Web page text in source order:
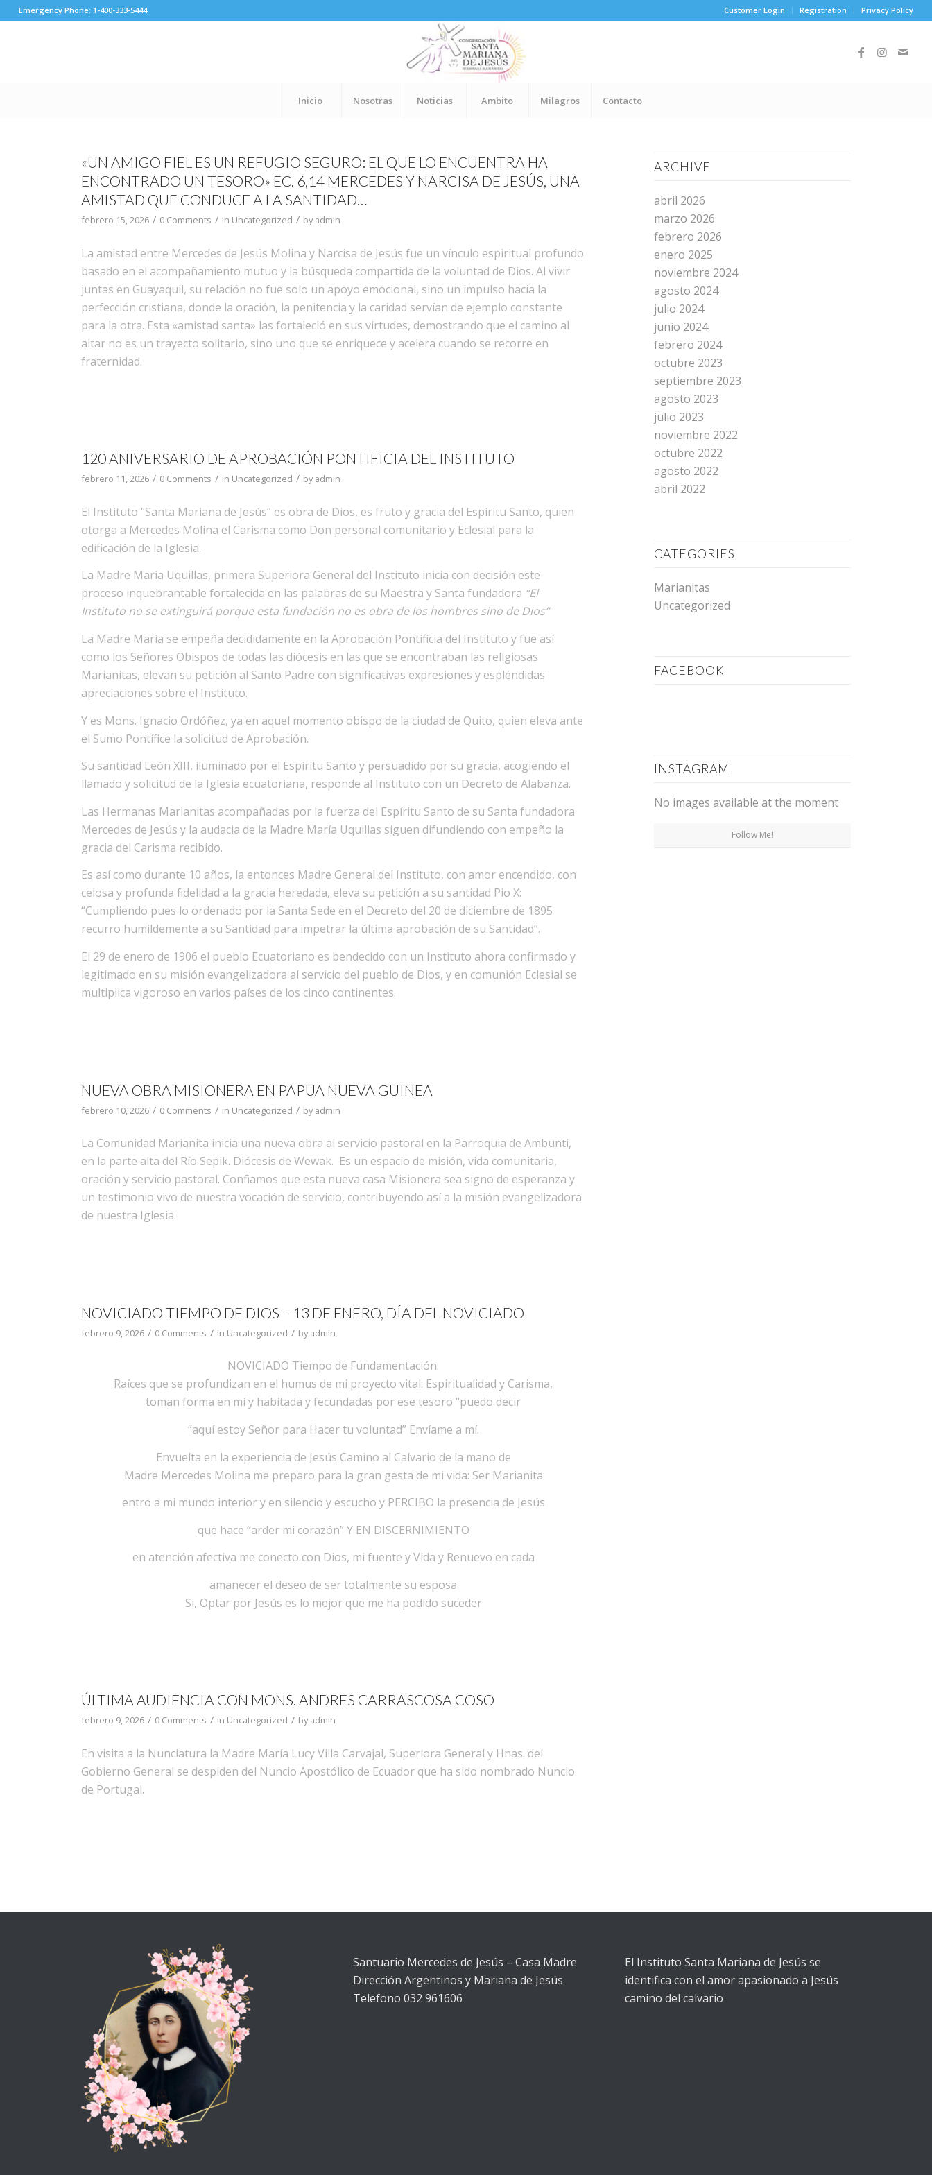
Customer Login Registration Privacy Policy
Emergency Phone: 1-400-333-5444
Inicio Nosotras Noticias Ambito Milagros Contacto
«UN AMIGO FIEL ES UN REFUGIO SEGURO: EL QUE LO ENCUENTRA HA
ENCONTRADO UN TESORO» EC. 6,14 MERCEDES Y NARCISA DE JESÚS, UNA
AMISTAD QUE CONDUCE A LA SANTIDAD…
febrero 15, 2026 / 0 Comments / in Uncategorized / byadmin
La amistad entre Mercedes de Jesús Molina y Narcisa de Jesús fue un vínculo espiritual profundo
basado en el acompañamiento mutuo y la búsqueda compartida de la voluntad de Dios. Al vivir
juntas en Guayaquil, su relación no fue solo un apoyo emocional, sino un impulso hacia la
perfección cristiana, donde la oración, la penitencia y la caridad servían de ejemplo constante
para la otra. Esta «amistad santa» las fortaleció en sus virtudes, demostrando que el camino al
altar no es un trayecto solitario, sino uno que se enriquece y acelera cuando se recorre en
fraternidad.
120 ANIVERSARIO DE APROBACIÓN PONTIFICIA DEL INSTITUTO
febrero 11, 2026 / 0 Comments / in Uncategorized / byadmin
El Instituto “Santa Mariana de Jesús” es obra de Dios, es fruto y gracia del Espíritu Santo, quien
otorga a Mercedes Molina el Carisma como Don personal comunitario y Eclesial para la
edificación de la Iglesia.
La Madre María Uquillas, primera Superiora General del Instituto inicia con decisión este
proceso inquebrantable fortalecida en las palabras de su Maestra y Santa fundadora “El
Instituto no se extinguirá porque esta fundación no es obra de los hombres sino de Dios”
La Madre María se empeña decididamente en la Aprobación Pontificia del Instituto y fue así
como los Señores Obispos de todas las diócesis en las que se encontraban las religiosas
Marianitas, elevan su petición al Santo Padre con significativas expresiones y espléndidas
apreciaciones sobre el Instituto.
Y es Mons. Ignacio Ordóñez, ya en aquel momento obispo de la ciudad de Quito, quien eleva ante
el Sumo Pontífice la solicitud de Aprobación.
Su santidad León XIII, iluminado por el Espíritu Santo y persuadido por su gracia, acogiendo el
llamado y solicitud de la Iglesia ecuatoriana, responde al Instituto con un Decreto de Alabanza.
Las Hermanas Marianitas acompañadas por la fuerza del Espíritu Santo de su Santa fundadora
Mercedes de Jesús y la audacia de la Madre María Uquillas siguen difundiendo con empeño la
gracia del Carisma recibido.
Es así como durante 10 años, la entonces Madre General del Instituto, con amor encendido, con
celosa y profunda fidelidad a la gracia heredada, eleva su petición a su santidad Pio X:
“Cumpliendo pues lo ordenado por la Santa Sede en el Decreto del 20 de diciembre de 1895
recurro humildemente a su Santidad para impetrar la última aprobación de su Santidad”.
El 29 de enero de 1906 el pueblo Ecuatoriano es bendecido con un Instituto ahora confirmado y
legitimado en su misión evangelizadora al servicio del pueblo de Dios, y en comunión Eclesial se
multiplica vigoroso en varios países de los cinco continentes.
NUEVA OBRA MISIONERA EN PAPUA NUEVA GUINEA
febrero 10, 2026 / 0 Comments / in Uncategorized / byadmin
La Comunidad Marianita inicia una nueva obra al servicio pastoral en la Parroquia de Ambunti,
en la parte alta del Río Sepik. Diócesis de Wewak. Es un espacio de misión, vida comunitaria,
oración y servicio pastoral. Confiamos que esta nueva casa Misionera sea signo de esperanza y
un testimonio vivo de nuestra vocación de servicio, contribuyendo así a la misión evangelizadora
de nuestra Iglesia.
NOVICIADO TIEMPO DE DIOS – 13 DE ENERO, DÍA DEL NOVICIADO
febrero 9, 2026 / 0 Comments / in Uncategorized / byadmin
NOVICIADO Tiempo de Fundamentación:
Raíces que se profundizan en el humus de mi proyecto vital: Espiritualidad y Carisma,
toman forma en mí y habitada y fecundadas por ese tesoro “puedo decir
“aquí estoy Señor para Hacer tu voluntad” Envíame a mí.
Envuelta en la experiencia de Jesús Camino al Calvario de la mano de
Madre Mercedes Molina me preparo para la gran gesta de mi vida: Ser Marianita
entro a mi mundo interior y en silencio y escucho y PERCIBO la presencia de Jesús
que hace “arder mi corazón” Y EN DISCERNIMIENTO
en atención afectiva me conecto con Dios, mi fuente y Vida y Renuevo en cada
amanecer el deseo de ser totalmente su esposa
Si, Optar por Jesús es lo mejor que me ha podido suceder
ÚLTIMA AUDIENCIA CON MONS. ANDRES CARRASCOSA COSO
febrero 9, 2026 / 0 Comments / in Uncategorized / byadmin
En visita a la Nunciatura la Madre María Lucy Villa Carvajal, Superiora General y Hnas. del
Gobierno General se despiden del Nuncio Apostólico de Ecuador que ha sido nombrado Nuncio
de Portugal.
ARCHIVE
abril 2026
marzo 2026
febrero 2026
enero 2025
noviembre 2024
agosto 2024
julio 2024
junio 2024
febrero 2024
octubre 2023
septiembre 2023
agosto 2023
julio 2023
noviembre 2022
octubre 2022
agosto 2022
abril 2022
CATEGORIES
Marianitas
Uncategorized
FACEBOOK
INSTAGRAM
No images available at the moment
Follow Me!
Santuario Mercedes de Jesús – Casa Madre
Dirección Argentinos y Mariana de Jesús
Telefono 032 961606
El Instituto Santa Mariana de Jesús se
identifica con el amor apasionado a Jesús
camino del calvario